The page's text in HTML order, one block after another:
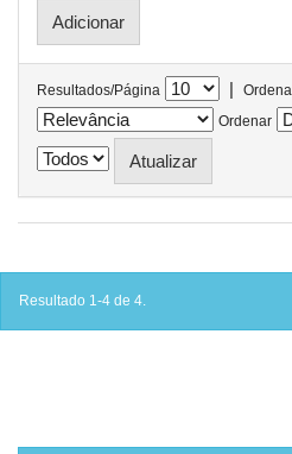
Resultados/Página |
Ordenar
Resultado 1-4 de 4.